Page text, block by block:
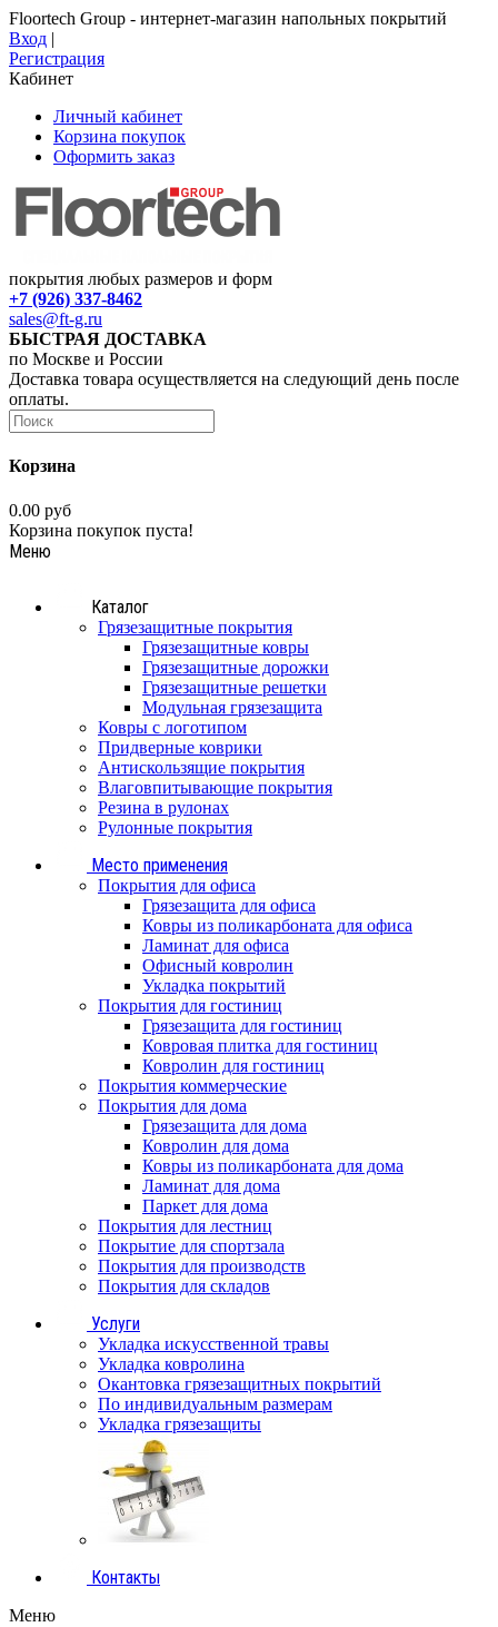
Floortech Group - интернет-магазин напольных покрытий
Вход |
Регистрация
Кабинет
Личный кабинет
Корзина покупок
Оформить заказ
покрытия любых размеров и форм
+7 (926) 337-8462
sales@ft-g.ru
БЫСТРАЯ ДОСТАВКА
по Москве и России
Доставка товара осуществляется на следующий день после
оплаты.
Корзина
0.00 руб
Корзина покупок пуста!
Меню
Каталог
Грязезащитные покрытия
Грязезащитные ковры
Грязезащитные дорожки
Грязезащитные решетки
Модульная грязезащита
Ковры с логотипом
Придверные коврики
Антискользящие покрытия
Влаговпитывающие покрытия
Резина в рулонах
Рулонные покрытия
Место применения
Покрытия для офиса
Грязезащита для офиса
Ковры из поликарбоната для офиса
Ламинат для офиса
Офисный ковролин
Укладка покрытий
Покрытия для гостиниц
Грязезащита для гостиниц
Ковровая плитка для гостиниц
Ковролин для гостиниц
Покрытия коммерческие
Покрытия для дома
Грязезащита для дома
Ковролин для дома
Ковры из поликарбоната для дома
Ламинат для дома
Паркет для дома
Покрытия для лестниц
Покрытие для спортзала
Покрытия для производств
Покрытия для складов
Услуги
Укладка искусственной травы
Укладка ковролина
Окантовка грязезащитных покрытий
По индивидуальным размерам
Укладка грязезащиты
Контакты
Меню